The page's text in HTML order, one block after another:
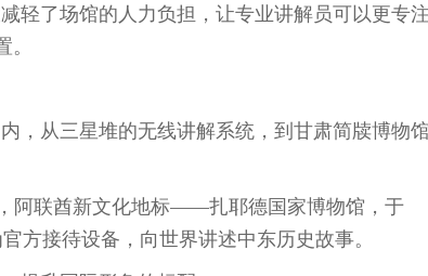
轻了场馆的人力负担，让专业讲解员可以更专
，从三星堆的无线讲解系统，到甘肃简牍博物
阿联酋新文化地标——扎耶德国家博物馆，于
方接待设备，向世界讲述中东历史故事。